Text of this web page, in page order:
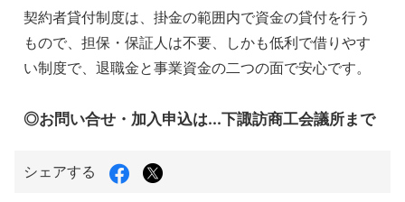
契約者貸付制度は、掛金の範囲内で資金の貸付を行う
もので、担保・保証人は不要、しかも低利で借りやす
い制度で、退職金と事業資金の二つの面で安心です。
◎お問い合せ・加入申込は...下諏訪商工会議所まで
シェアする
Facebook
X（旧